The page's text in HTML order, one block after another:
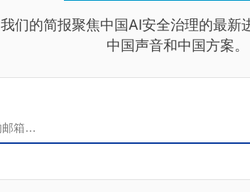
我们的简报聚焦中国AI安全治理的最新
中国声音和中国方案。